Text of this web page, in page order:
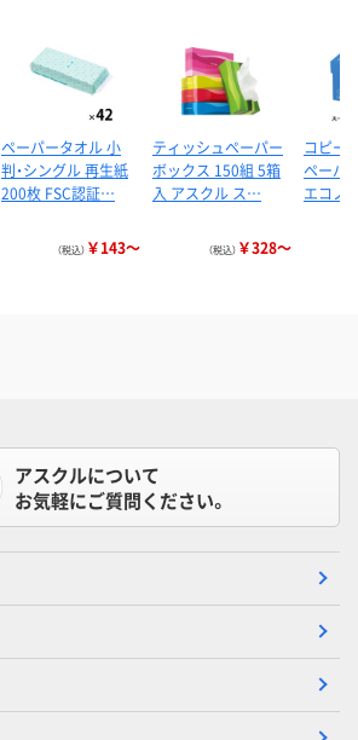
ペーパータオル 小
判・シングル 再生紙
200枚 FSC認証…
（税込） ￥143～
ティッシュペーパー
ボックス 150組 5箱
入 アスクル ス…
（税込） ￥328～
コピー
ペーパ
エコノ
アスクルについて
お気軽にご質問ください。